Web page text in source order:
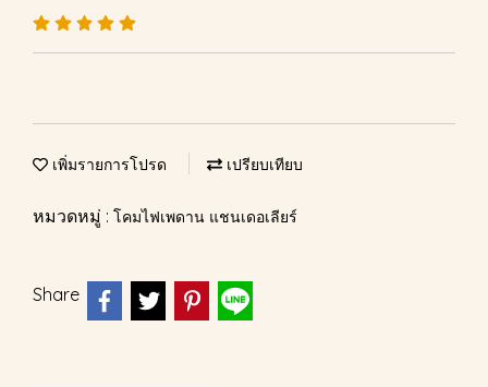
เพิ่มรายการโปรด เปรียบเทียบ
หมวดหมู่ : โคมไฟเพดาน แชนเดอเลียร์
Share